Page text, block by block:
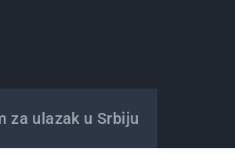
za ulazak u Srbiju